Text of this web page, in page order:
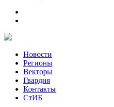
Новости
Регионы
Векторы
Гвардия
Контакты
СтИБ